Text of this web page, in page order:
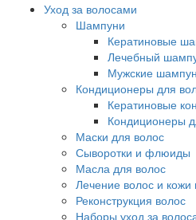
Уход за волосами
Шампуни
Кератиновые
Лечебный
Мужские
Кондиционеры для
Кератиновые
Кондиционеры
Маски для волос
Сыворотки и флюиды
Масла для волос
Лечение волос и кожи
Реконструкция волос
Наборы уход за